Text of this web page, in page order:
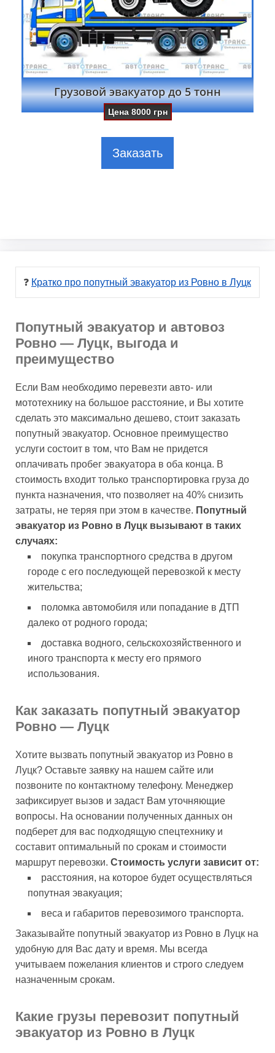
Грузовой эвакуатор до 5 тонн
Цена8000 грн
Заказать
❓ Кратко про попутный эвакуатор из Ровно в Луцк
Попутный эвакуатор и автовоз
Ровно — Луцк, выгода и
преимущество
Если Вам необходимо перевезти авто- или
мототехнику на большое расстояние, и Вы хотите
сделать это максимально дешево, стоит заказать
попутный эвакуатор. Основное преимущество
услуги состоит в том, что Вам не придется
оплачивать пробег эвакуатора в оба конца. В
стоимость входит только транспортировка груза до
пункта назначения, что позволяет на 40% снизить
затраты, не теряя при этом в качестве. Попутный
эвакуатор из Ровно в Луцк вызывают в таких
случаях:
покупка транспортного средства в другом
городе с его последующей перевозкой к месту
жительства;
поломка автомобиля или попадание в ДТП
далеко от родного города;
доставка водного, сельскохозяйственного и
иного транспорта к месту его прямого
использования.
Как заказать попутный эвакуатор
Ровно — Луцк
Хотите вызвать попутный эвакуатор из Ровно в
Луцк? Оставьте заявку на нашем сайте или
позвоните по контактному телефону. Менеджер
зафиксирует вызов и задаст Вам уточняющие
вопросы. На основании полученных данных он
подберет для вас подходящую спецтехнику и
составит оптимальный по срокам и стоимости
маршрут перевозки. Стоимость услуги зависит от:
расстояния, на которое будет осуществляться
попутная эвакуация;
веса и габаритов перевозимого транспорта.
Заказывайте попутный эвакуатор из Ровно в Луцк на
удобную для Вас дату и время. Мы всегда
учитываем пожелания клиентов и строго следуем
назначенным срокам.
Какие грузы перевозит попутный
эвакуатор из Ровно в Луцк